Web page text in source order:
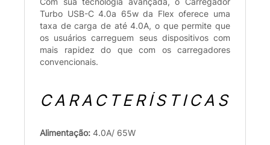
Turbo USB-C 4.0a 65w da Flex oferece uma
taxa de carga de até 4.0A, o que permite que
os usuários carreguem seus dispositivos com
mais rapidez do que com os carregadores
convencionais.
CARACTERÍSTICAS
Alimentação: 4.0A/ 65W